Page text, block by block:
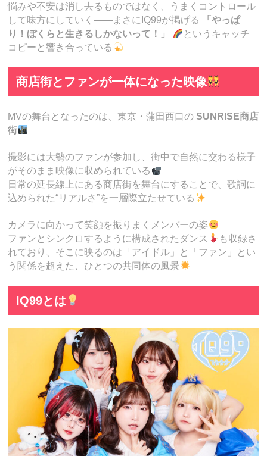
悩みや不安は消し去るものではなく、うまくコントロール
して味方にしていく――まさにIQ99が掲げる
「やっぱ
り！ぼくらと生きるしかないって！」
というキャッチ
コピーと響き合っている
商店街とファンが一体になった映像
MVの舞台となったのは、東京・蒲田西口のSUNRISE商店
街
撮影には大勢のファンが参加し、街中で自然に交わる様子
がそのまま映像に収められている
日常の延長線上にある商店街を舞台にすることで、歌詞に
込められた“リアルさ”を一層際立たせている
カメラに向かって笑顔を振りまくメンバーの姿
ファンとシンクロするように構成されたダンス
も収録さ
れており、そこに映るのは「アイドル」と「ファン」とい
う関係を超えた、ひとつの共同体の風景
IQ99とは